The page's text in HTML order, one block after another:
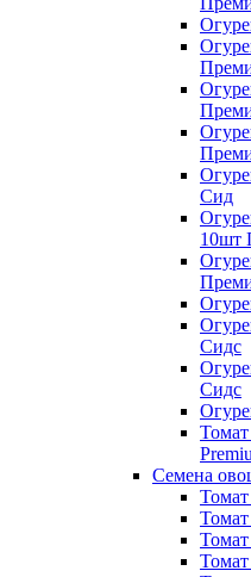
Сид
10шт
Сидс
Сидс
Семена